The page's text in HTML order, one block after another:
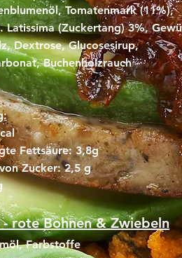
Tomatenmark (11%),
Latissima (Zuckertang) 3%,
Dextrose, Glucosesirup,
Buchenholzrauch​
Fettsäure: 3,8g
Zucker: 2,5 g
rote Bohnen & Zwiebeln
Farbstoffe